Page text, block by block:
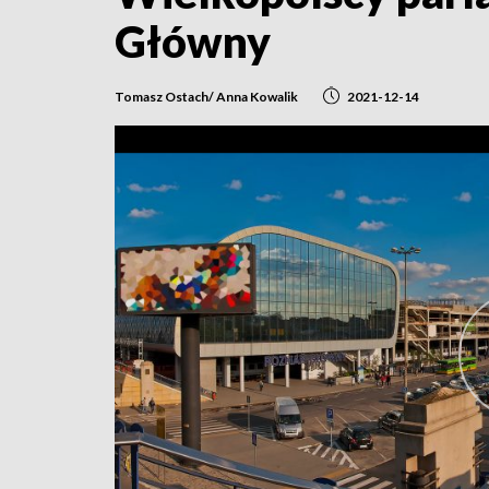
Główny
Tomasz Ostach/ Anna Kowalik 2021-12-14